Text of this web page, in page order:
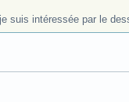
suis intéressée par le